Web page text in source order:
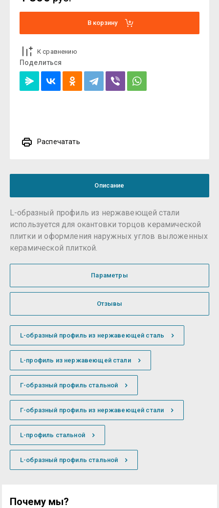
В корзину
К сравнению
Поделиться
Распечатать
Описание
L-образный профиль из нержавеющей стали
используется для окантовки торцов керамической
плитки и оформления наружных углов выложенных
керамической плиткой.
Параметры
Отзывы
L-образный профиль из нержавеющей сталь
L-профиль из нержавеющей стали
Г-образный профиль стальной
Г-образный профиль из нержавеющей стали
L-профиль стальной
L-образный профиль стальной
Почему мы?